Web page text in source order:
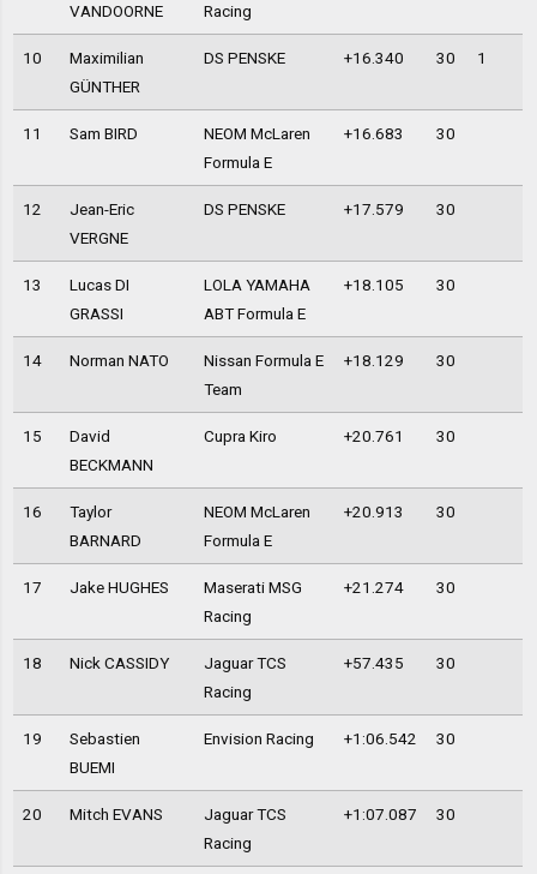
VANDOORNE
Racing
10
Maximilian
GÜNTHER
DS PENSKE +16.340 30 1
11 Sam BIRD
NEOM McLaren
Formula E
+16.683 30
12
Jean-Eric
VERGNE
DS PENSKE +17.579 30
13
Lucas DI
GRASSI
LOLA YAMAHA
ABT Formula E
+18.105 30
14 Norman NATO
Nissan Formula E
Team
+18.129 30
15
David
BECKMANN
Cupra Kiro +20.761 30
16
Taylor
BARNARD
NEOM McLaren
Formula E
+20.913 30
17 Jake HUGHES
Maserati MSG
Racing
+21.274 30
18 Nick CASSIDY
Jaguar TCS
Racing
+57.435 30
19
Sebastien
BUEMI
Envision Racing +1:06.542 30
20 Mitch EVANS
Jaguar TCS
Racing
+1:07.087 30